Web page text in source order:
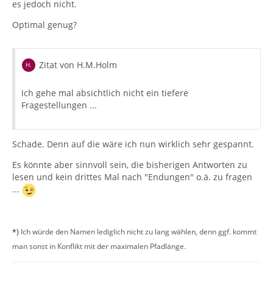
es jedoch nicht.
Optimal genug?
Zitat von H.M.Holm
Ich gehe mal absichtlich nicht ein tiefere
Fragestellungen ...
Schade. Denn auf die wäre ich nun wirklich sehr gespannt.
Es könnte aber sinnvoll sein, die bisherigen Antworten zu
lesen und kein drittes Mal nach "Endungen" o.ä. zu fragen
...
*) Ich würde den Namen lediglich nicht zu lang wählen, denn ggf. kommt
man sonst in Konflikt mit der maximalen Pfadlänge.